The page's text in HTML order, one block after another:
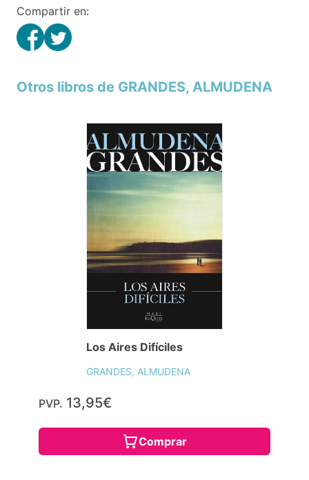
Compartir en:
Otros libros de GRANDES, ALMUDENA
Los Aires Difíciles
GRANDES, ALMUDENA
PVP. 13,95€
Comprar